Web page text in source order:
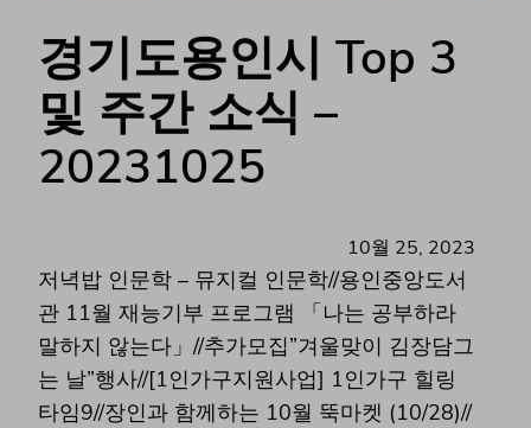
경기도용인시 Top 3
및 주간 소식 –
20231025
10월 25, 2023
저녁밥 인문학 – 뮤지컬 인문학//용인중앙도서
관 11월 재능기부 프로그램 「나는 공부하라
말하지 않는다」//추가모집”겨울맞이 김장담그
는 날”행사//[1인가구지원사업] 1인가구 힐링
타임9//장인과 함께하는 10월 뚝마켓 (10/28)//